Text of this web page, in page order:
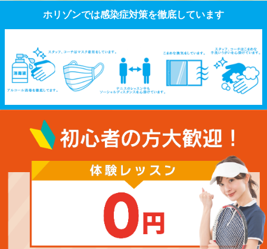
ホリゾンでは感染症対策を徹底しています